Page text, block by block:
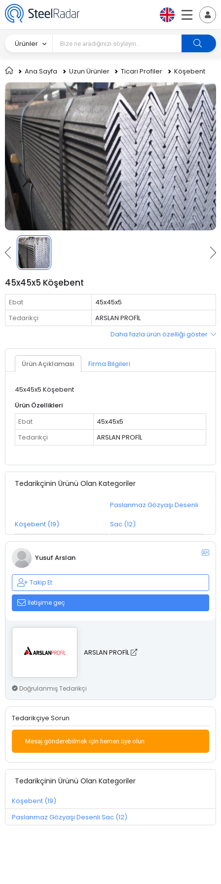
Ürünler
Ana Sayfa Uzun Ürünler Ticari Profiler Köşebent
45x45x5 Köşebent
Ebat
45x45x5
Tedarikçi
ARSLAN PROFİL
Daha fazla ürün özelliği göster
Ürün Açıklaması Firma Bilgileri
45x45x5 Köşebent
Ürün Özellikleri
Ebat
45x45x5
Tedarikçi
ARSLAN PROFİL
Tedarikçinin Ürünü Olan Kategoriler
Köşebent (19)
Paslanmaz Gözyaşı Desenli
Sac (12)
Yusuf Arslan
Takip Et
İletişime geç
ARSLAN PROFİL
Doğrulanmış Tedarikçi
Tedarikçiye Sorun
Mesaj gönderebilmek için hemen üye olun
Tedarikçinin Ürünü Olan Kategoriler
Köşebent (19)
Paslanmaz Gözyaşı Desenli Sac (12)